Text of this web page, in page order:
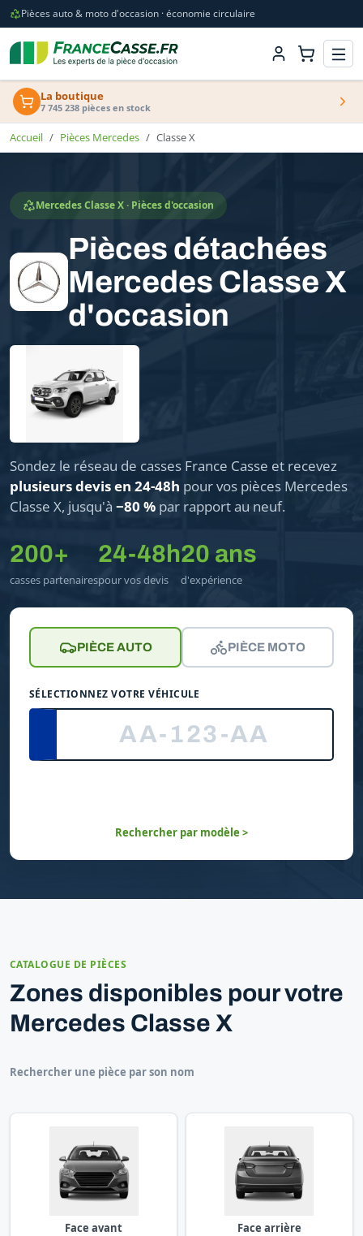
Pièces auto & moto d'occasion · économie circulaire
La boutique
7 745 238 pièces en stock
Accueil Pièces Mercedes Classe X
Mercedes Classe X · Pièces d'occasion
Pièces détachées
Mercedes Classe X
d'occasion
Sondez le réseau de casses France Casse et recevez
plusieurs devis en 24-48h pour vos pièces Mercedes
Classe X, jusqu'à −80 % par rapport au neuf.
200+
casses partenaires
24-48h
pour vos devis
20 ans
d'expérience
PIÈCE AUTO PIÈCE MOTO
SÉLECTIONNEZ VOTRE VÉHICULE
Rechercher par modèle >
CATALOGUE DE PIÈCES
Zones disponibles pour votre
Mercedes Classe X
Rechercher une pièce par son nom
Face avant Face arrière